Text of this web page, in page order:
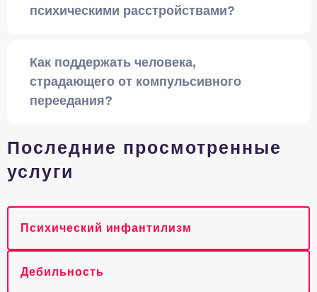
психическими расстройствами?
Как поддержать человека,
страдающего от компульсивного
переедания?
Последние просмотренные
услуги
Психический инфантилизм
Дебильность